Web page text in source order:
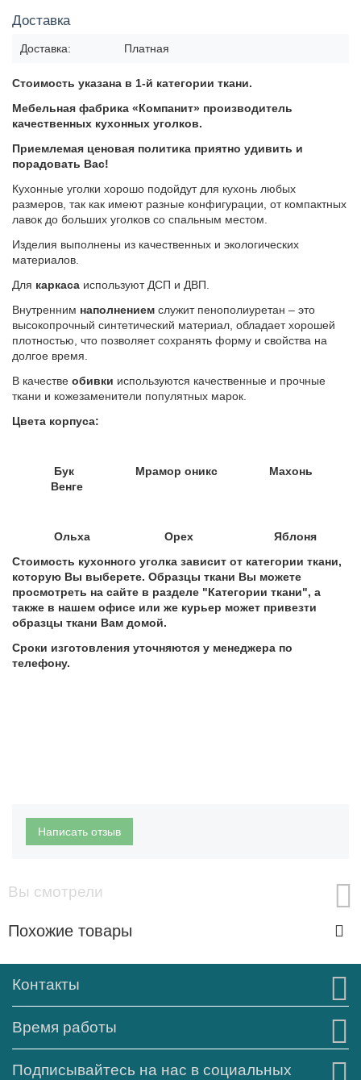
Доставка
Доставка: Платная
Стоимость указана в 1-й категории ткани.
Мебельная фабрика «Компанит» производитель
качественных кухонных уголков.
Приемлемая ценовая политика приятно удивить и
порадовать Вас!
Кухонные уголки хорошо подойдут для кухонь любых
размеров, так как имеют разные конфигурации, от компактных
лавок до больших уголков со спальным местом.
Изделия выполнены из качественных и экологических
материалов.
Для каркаса используют ДСП и ДВП.
Внутренним наполнением служит пенополиуретан – это
высокопрочный синтетический материал, обладает хорошей
плотностью, что позволяет сохранять форму и свойства на
долгое время.
В качестве обивки используются качественные и прочные
ткани и кожезаменители популятных марок.
Цвета корпуса:
Бук Мрамор оникс Махонь
Венге
Ольха Орех Яблоня
Стоимость кухонного уголка зависит от категории ткани,
которую Вы выберете. Образцы ткани Вы можете
просмотреть на сайте в разделе "Категории ткани", а
также в нашем офисе или же курьер может привезти
образцы ткани Вам домой.
Сроки изготовления уточняются у менеджера по
телефону.
Написать отзыв
Вы смотрели
Похожие товары
Контакты
Время работы
Подписывайтесь на нас в социальных